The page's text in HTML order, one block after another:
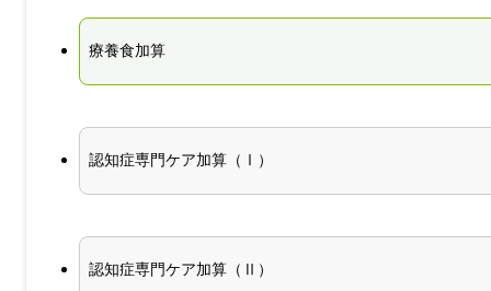
療養食加算
認知症専門ケア加算（Ⅰ）
認知症専門ケア加算（Ⅱ）